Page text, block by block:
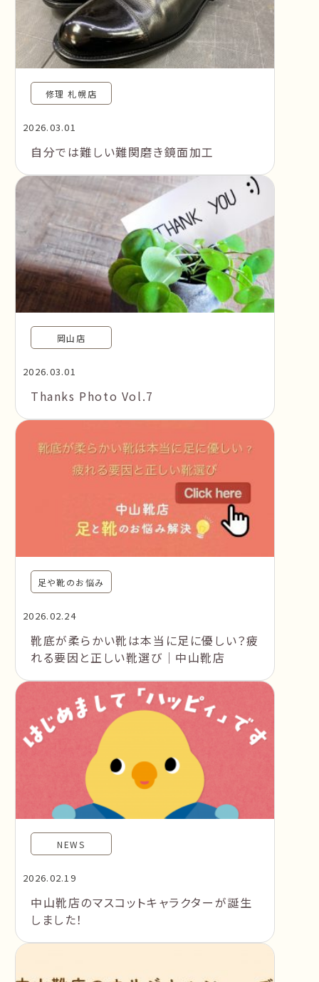
修理 札幌店
2026.03.01
自分では難しい難関磨き鏡面加工
岡山店
2026.03.01
Thanks Photo Vol.7
足や靴のお悩み
2026.02.24
靴底が柔らかい靴は本当に足に優しい？疲
れる要因と正しい靴選び｜中山靴店
NEWS
2026.02.19
中山靴店のマスコットキャラクターが誕生
しました！